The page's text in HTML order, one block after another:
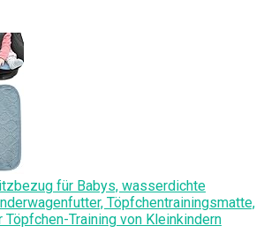
für Babys, wasserdichte
Töpfchentrainingsmatte,
Training von Kleinkindern